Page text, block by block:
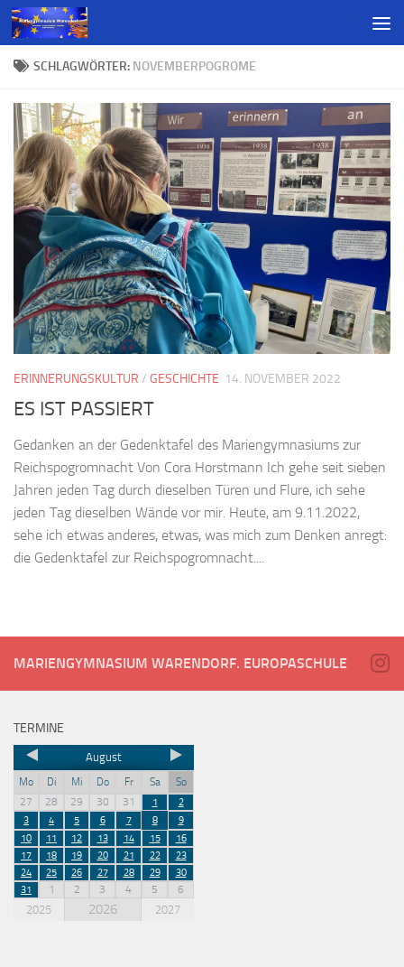
SCHLAGWÖRTER: NOVEMBERPOGROME
ERINNERUNGSKULTUR / GESCHICHTE 14. NOVEMBER 2022
ES IST PASSIERT
Gedanken an der Gedenktafel des Mariengymnasiums zur
Reichspogromnacht Von Cora Horstmann Ich gehe seit sieben
Jahren jeden Tag durch dieselben Türen und Flure, ich sehe
jeden Tag dieselben Wände vor mir. Heute, am 9.11.2022,
sehe ich etwas anderes, etwas, was mich zum Denken anregt:
die Gedenktafel zur Reichspogromnacht....
MARIENGYMNASIUM WARENDORF. EUROPASCHULE
TERMINE
August
Mo Di Mi Do Fr Sa
So
27
28 29 30 31 1
2
3
4 5 6 7 8
9
10
11 12 13 14 15
16
17
18 19 20 21 22
23
24
25 26 27 28 29
30
31
1 2 3 4 5 6
2025 2026 2027